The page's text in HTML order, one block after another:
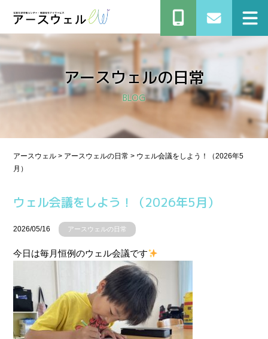
アースウェルの⽇常
BLOG
アースウェル > アースウェルの⽇常 > ウェル会議をしよう！（2026年5
月）
ウェル会議をしよう！（2026年5月）
2026/05/16 アースウェルの⽇常
今日は毎月恒例のウェル会議です